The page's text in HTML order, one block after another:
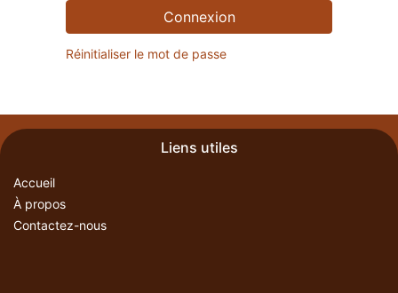
Connexion
Réinitialiser le mot de passe
Liens utiles
Accueil
À propos
Contactez-nous